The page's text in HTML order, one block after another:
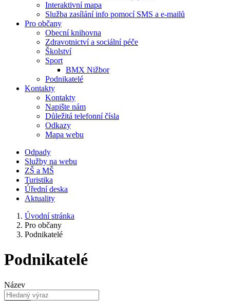
Interaktivní mapa
Služba zasílání info pomocí SMS a e-mailů
Pro občany
Obecní knihovna
Zdravotnictví a sociální péče
Školství
Sport
BMX Nižbor
Podnikatelé
Kontakty
Kontakty
Napište nám
Důležitá telefonní čísla
Odkazy
Mapa webu
Odpady
Služby na webu
ZŠ a MŠ
Turistika
Úřední deska
Aktuality
Úvodní stránka
Pro občany
Podnikatelé
Podnikatelé
Název